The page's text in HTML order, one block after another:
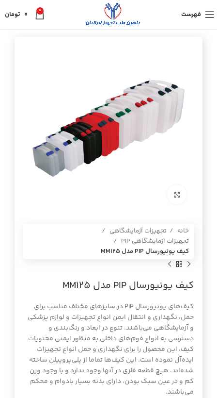
فهرست 0
0 تومان
خانه
تجهیزات آزمایشگاهی
تجهیزات آزمایشگاهی PIP
كيف يونيورسال PIP مدل MM125
كيف يونيورسال PIP مدل MM125
کیف‌های یونیورسال PIP در سایزهای مختلف مناسب برای
حمل، نگهداری و انتقال ایمن انواع تجهیزات و لوازم پزشکی
و آزمایشگاهی می‌باشند. تنوع در ابعاد و رنگ‌بندی و
دسترسی به انواع فوم‌های داخلی به منظور ایمنی محتویات
کیف، این محصول را برای نگهداری و حمل انواع تجهیزات
ایده‌آل نموده است. این کیف‌ها تماما از پلی‌پروپیلن ساخته
شده‌اند، هیچ قطعه فلزی در آنها وجود ندارد و با وجود وزن
کم و در عین سبک بودن، دارای بدنه بسیار بادوام و محکم
می‌باشند.